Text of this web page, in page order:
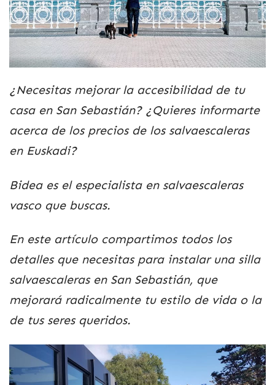
¿Necesitas mejorar la accesibilidad de tu
casa en San Sebastián? ¿Quieres informarte
acerca de los precios de los salvaescaleras
en Euskadi?
Bidea es el especialista en salvaescaleras
vasco que buscas.
En este artículo compartimos todos los
detalles que necesitas para instalar una silla
salvaescaleras en San Sebastián, que
mejorará radicalmente tu estilo de vida o la
de tus seres queridos.